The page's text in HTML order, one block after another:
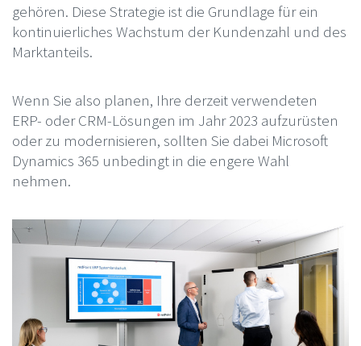
gehören. Diese Strategie ist die Grundlage für ein
kontinuierliches Wachstum der Kundenzahl und des
Marktanteils.
Wenn Sie also planen, Ihre derzeit verwendeten
ERP- oder CRM-Lösungen im Jahr 2023 aufzurüsten
oder zu modernisieren, sollten Sie dabei Microsoft
Dynamics 365 unbedingt in die engere Wahl
nehmen.